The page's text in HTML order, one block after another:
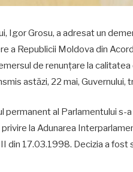
Igor Grosu, a adresat un
a Republicii Moldova din
de renunțare la
astăzi, 22 mai, Guvernului,
permanent al Parlamentului
la Adunarea
din 17.03.1998. Decizia a